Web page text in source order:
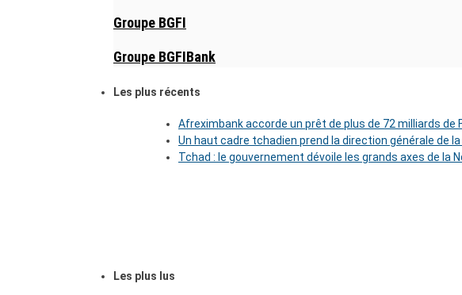
Groupe BGFI
Groupe BGFIBank
Les plus récents
Afreximbank accorde un prêt de plus de 72 milliards de
Un haut cadre tchadien prend la direction générale de
Tchad : le gouvernement dévoile les grands axes de la
Les plus lus